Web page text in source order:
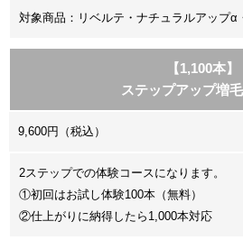
対象商品：リベルテ・ナチュラルアップα
【1,100本】
ステップアップ増
9,600円（税込）
2ステップでの体験コースになります。
①初回はお試し体験100本（無料）
②仕上がりに納得したら1,000本対応